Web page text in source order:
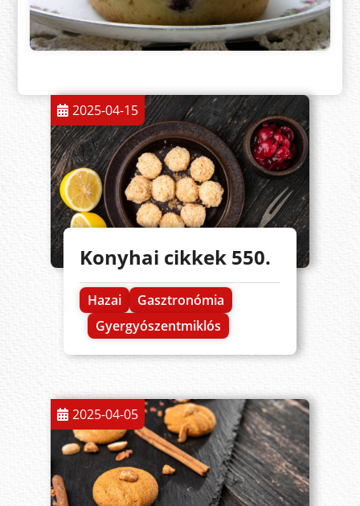
2025-04-15
Konyhai cikkek 550.
Hazai
Gasztronómia
Gyergyószentmiklós
2025-04-05